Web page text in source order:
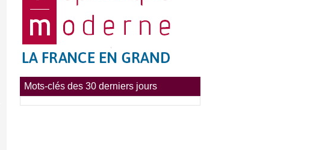
Mots-clés des 30 derniers jours